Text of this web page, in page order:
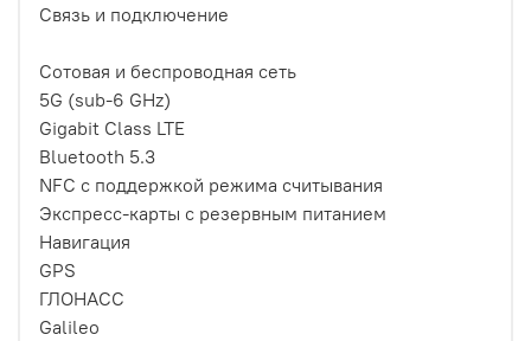
Связь и подключение
Сотовая и беспроводная сеть
5G (sub‑6 GHz)
Gigabit Class LTE
Bluetooth 5.3
NFC с поддержкой режима считывания
Экспресс‑карты с резервным питанием
Навигация
GPS
ГЛОНАСС
Galileo